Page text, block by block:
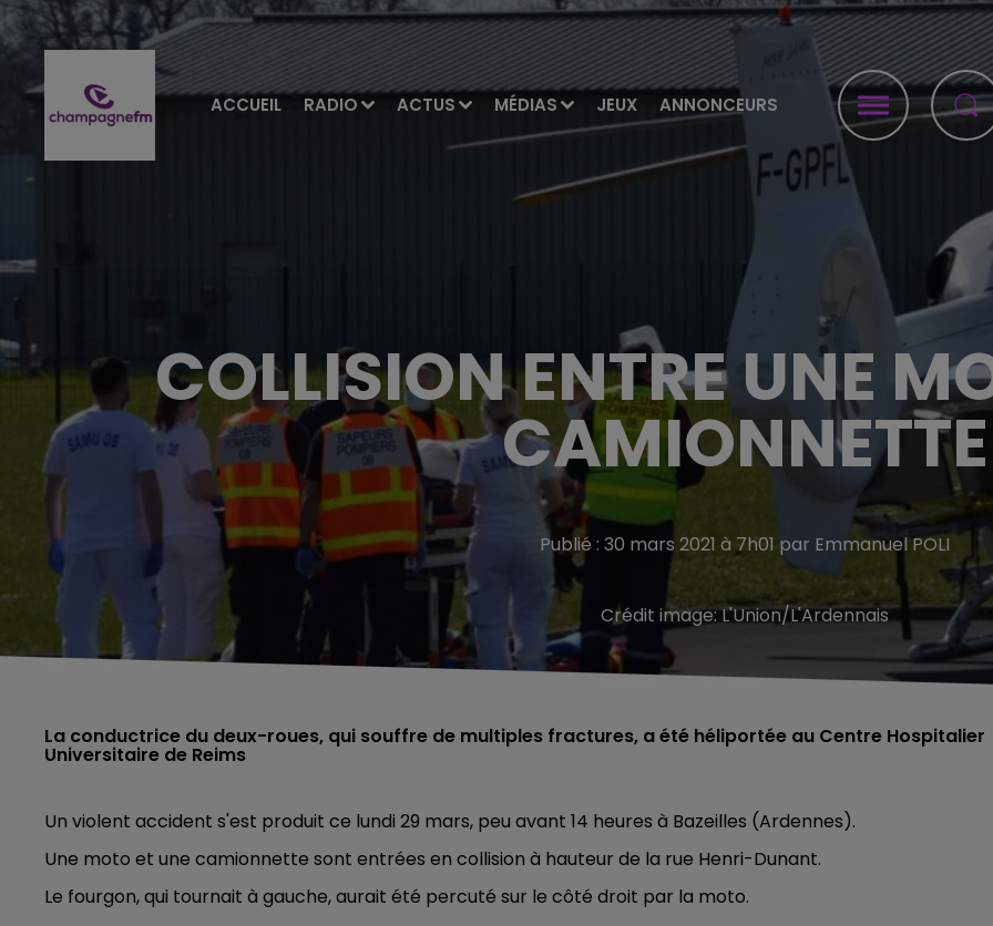
ACCUEIL RADIO ACTUS MÉDIAS JEUX ANNONCEURS
COLLISION ENTRE UNE
CAMIONNETTE
Publié : 30 mars 2021 à 7h01 par Emmanuel POLI
Crédit image:L'Union/L'Ardennais
La conductrice du deux-roues, qui souffre de multiples fractures, a été héliportée au Centre Hospitalier
Universitaire de Reims
Un violent accident s'est produit ce lundi 29 mars, peu avant 14 heures à Bazeilles (Ardennes).
Une moto et une camionnette sont entrées en collision à hauteur de la rue Henri-Dunant.
Le fourgon, qui tournait à gauche, aurait été percuté sur le côté droit par la moto.